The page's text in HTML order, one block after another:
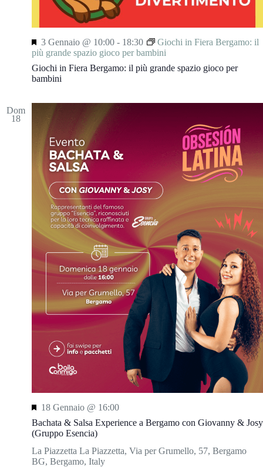
Giochi in Fiera Bergamo: il più grande spazio gioco per
bambini
S
e
n
a
a
3 Gennaio @ 10:00 - 18:30
Giochi in Fiera Bergamo: il
più grande spazio gioco per bambini
Dom
18
Bachata & Salsa Experience a Bergamo con Giovanny & Josy
(Gruppo Esencia)
S
g
n
a
l
18 Gennaio @ 16:00
La Piazzetta La Piazzetta, Via per Grumello, 57, Bergamo
BG, Bergamo, Italy